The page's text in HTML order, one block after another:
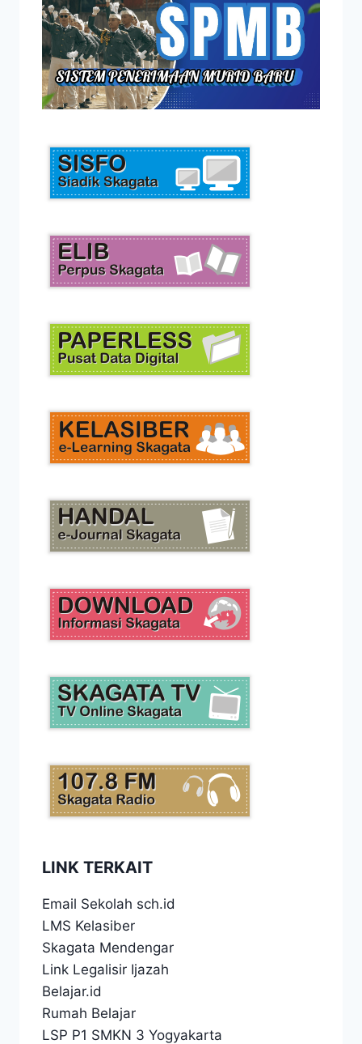
LINK TERKAIT
Email Sekolah sch.id
LMS Kelasiber
Skagata Mendengar
Link Legalisir Ijazah
Belajar.id
Rumah Belajar
LSP P1 SMKN 3 Yogyakarta